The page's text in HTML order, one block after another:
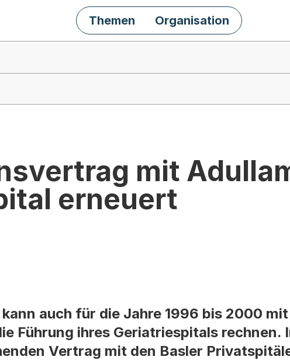
Themen Organisation
mit
erneuert
auch für die Jahre 1996 bis 2000 mit
Führung ihres Geriatriespitals rechnen.
Vertrag mit den Basler